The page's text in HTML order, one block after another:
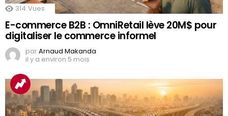
314 Vues
E-commerce B2B : OmniRetail lève 20M$ pour
digitaliser le commerce informel
parArnaud Makanda
il y a environ 5 mois